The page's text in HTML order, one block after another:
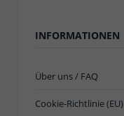
INFORMATIONEN
Über uns / FAQ
Cookie-Richtlinie (EU)